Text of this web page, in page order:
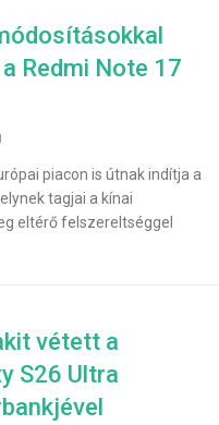
Redmi Note 17
piacon is útnak indítja a
tagjai a kínai
eltérő felszereltséggel
vétett a
S26 Ultra